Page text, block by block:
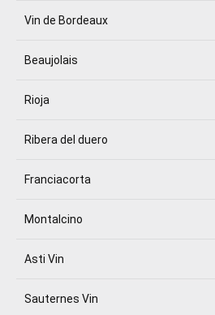
Vin de Bordeaux
Beaujolais
Rioja
Ribera del duero
Franciacorta
Montalcino
Asti Vin
Sauternes Vin